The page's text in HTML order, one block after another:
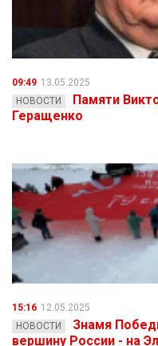
09:49 13.05.2025
НОВОСТИ
Памяти
Геращенко
15:16 12.05.2025
НОВОСТИ
Знамя
вершину России - на